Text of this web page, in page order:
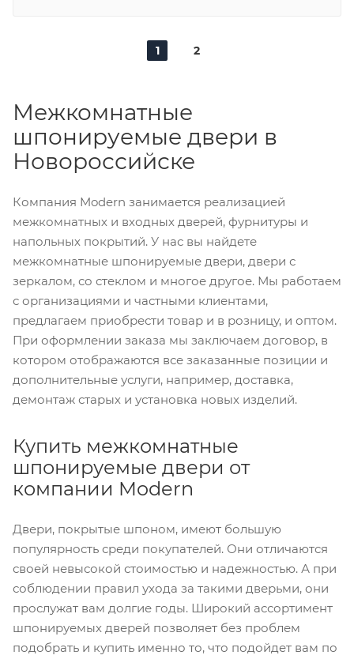
1 2
Межкомнатные
шпонируемые двери в
Новороссийске
Компания Modern занимается реализацией
межкомнатных и входных дверей, фурнитуры и
напольных покрытий. У нас вы найдете
межкомнатные шпонируемые двери, двери с
зеркалом, со стеклом и многое другое. Мы работаем
с организациями и частными клиентами,
предлагаем приобрести товар и в розницу, и оптом.
При оформлении заказа мы заключаем договор, в
котором отображаются все заказанные позиции и
дополнительные услуги, например, доставка,
демонтаж старых и установка новых изделий.
Купить межкомнатные
шпонируемые двери от
компании Modern
Двери, покрытые шпоном, имеют большую
популярность среди покупателей. Они отличаются
своей невысокой стоимостью и надежностью. А при
соблюдении правил ухода за такими дверьми, они
прослужат вам долгие годы. Широкий ассортимент
шпонируемых дверей позволяет без проблем
подобрать и купить именно то, что подойдет вам по